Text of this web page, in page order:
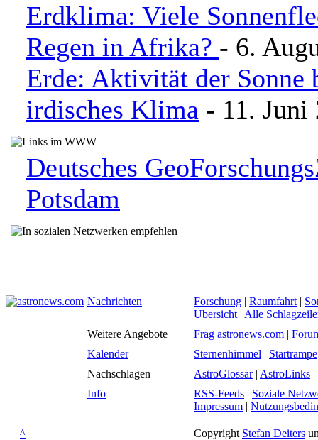
Erdklima: Viele
Regen in Afrika? - 6.
Erde: Aktivität der Sonne
irdisches Klima - 11. Juni
Deutsches
Potsdam
Nachrichten Forschung | Raumfahrt |
Übersicht | Alle
Weitere Angebote
Frag astronews.com |
Kalender
Sternenhimmel | Startrampe
Nachschlagen
AstroGlossar| AstroLinks
Info
RSS-Feeds | Soziale
Impressum |
^ Copyright Stefan Deiters